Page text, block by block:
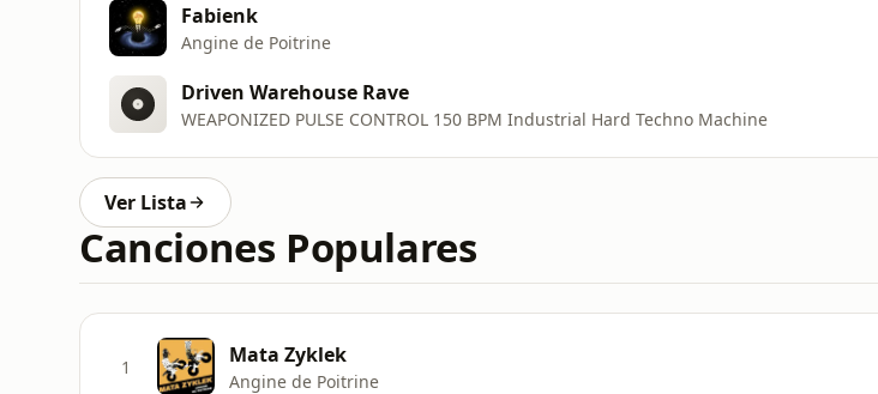
Fabienk
Angine de Poitrine
Driven Warehouse Rave
WEAPONIZED PULSE CONTROL 150 BPM Industrial Hard Techno Machine
Ver Lista
Canciones Populares
1 Mata Zyklek
Angine de Poitrine